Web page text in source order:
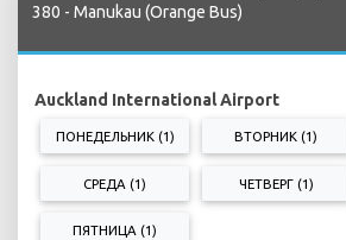
380 - Manukau (Orange Bus)
Auckland International Airport
ПОНЕДЕЛЬНИК (1) ВТОРНИК (1)
СРЕДА (1) ЧЕТВЕРГ (1)
ПЯТНИЦА (1)